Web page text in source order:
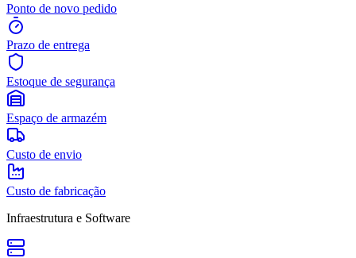
Ponto de novo pedido
Prazo de entrega
Estoque de segurança
Espaço de armazém
Custo de envio
Custo de fabricação
Infraestrutura e Software